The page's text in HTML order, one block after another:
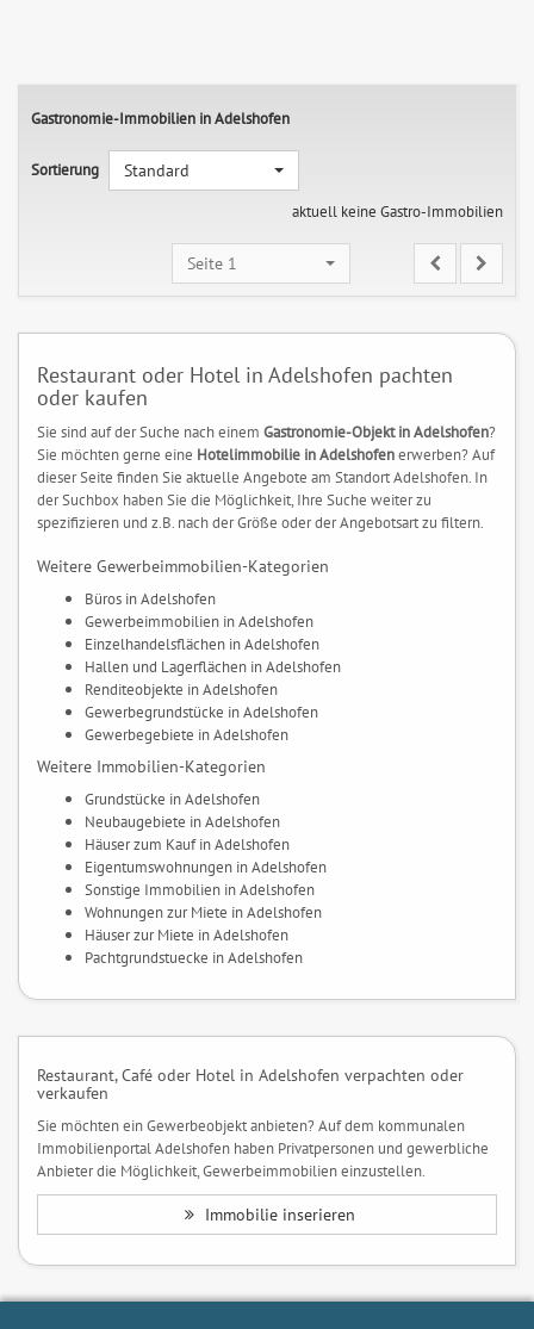
Gastronomie-Immobilien in Adelshofen
Sortierung
Standard
aktuell keine Gastro-Immobilien
Seite 1
Restaurant oder Hotel in Adelshofen pachten
oder kaufen
Sie sind auf der Suche nach einem Gastronomie-Objekt in Adelshofen?
Sie möchten gerne eine Hotelimmobilie in Adelshofenerwerben? Auf
dieser Seite finden Sie aktuelle Angebote am Standort Adelshofen. In
der Suchbox haben Sie die Möglichkeit, Ihre Suche weiter zu
spezifizieren und z.B. nach der Größe oder der Angebotsart zu filtern.
Weitere Gewerbeimmobilien-Kategorien
Büros in Adelshofen
Gewerbeimmobilien in Adelshofen
Einzelhandelsflächen in Adelshofen
Hallen und Lagerflächen in Adelshofen
Renditeobjekte in Adelshofen
Gewerbegrundstücke in Adelshofen
Gewerbegebiete in Adelshofen
Weitere Immobilien-Kategorien
Grundstücke in Adelshofen
Neubaugebiete in Adelshofen
Häuser zum Kauf in Adelshofen
Eigentumswohnungen in Adelshofen
Sonstige Immobilien in Adelshofen
Wohnungen zur Miete in Adelshofen
Häuser zur Miete in Adelshofen
Pachtgrundstuecke in Adelshofen
Restaurant, Café oder Hotel in Adelshofen verpachten oder
verkaufen
Sie möchten ein Gewerbeobjekt anbieten? Auf dem kommunalen
Immobilienportal Adelshofen haben Privatpersonen und gewerbliche
Anbieter die Möglichkeit, Gewerbeimmobilien einzustellen.
Immobilie inserieren